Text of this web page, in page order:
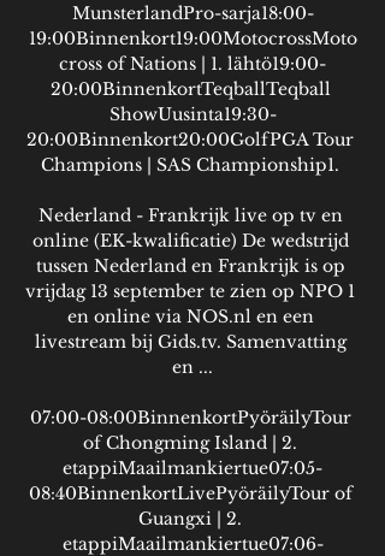
MunsterlandPro-sarja18:00-
19:00Binnenkort19:00MotocrossMoto
cross of Nations | 1. lähtö19:00-
20:00BinnenkortTeqballTeqball
ShowUusinta19:30-
20:00Binnenkort20:00GolfPGA Tour
Champions | SAS Championship1.
Nederland - Frankrijk live op tv en
online (EK-kwalificatie) De wedstrijd
tussen Nederland en Frankrijk is op
vrijdag 13 september te zien op NPO 1
en online via NOS.nl en een
livestream bij Gids.tv. Samenvatting
en ...
07:00-08:00BinnenkortPyöräilyTour
of Chongming Island | 2.
etappiMaailmankiertue07:05-
08:40BinnenkortLivePyöräilyTour of
Guangxi | 2.
etappiMaailmankiertue07:06-